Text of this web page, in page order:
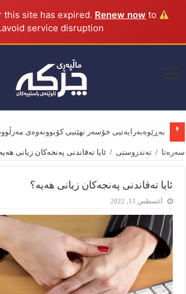
Renew now to
avoid service disruption.
بەڕێوەبەرایەتیی خۆسەر نهێنیی کۆبوونەوەی
سەرەتا / تەندروستی / ئایا تەقاندنی پەنجەکان زیانی
ئایا تەقاندنی پەنجەکان زیانی هەیە؟
أغسطس 13, 2022